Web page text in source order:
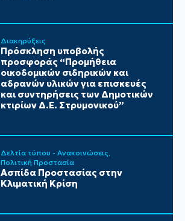
Διακηρύξεις
Πρόσκληση υποβολής
προσφοράς “Προμήθεια
οικοδομικών σιδηρικών και
αδρανών υλικών για επισκευές
και συντηρήσεις των Δημοτικών
κτιρίων Δ.Ε. Στρυμονικού”
Δελτία τύπου - Ανακοινώσεις
Πολιτική Προστασία
Ασπίδα Προστασίας στην
Κλιματική Κρίση